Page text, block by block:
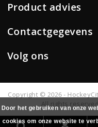
Product advies
Contactgegevens
Volg ons
Copyright © 2026 -
All rights
Door het gebruiken van onze
cookies om onze website te